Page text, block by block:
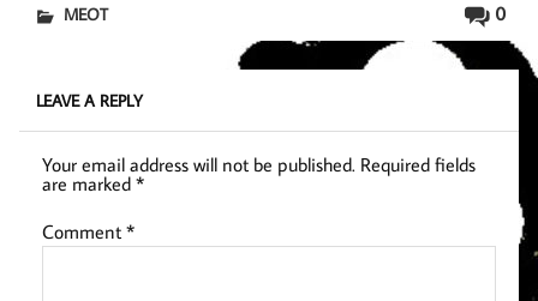
0
MEOT
LEAVE A REPLY
Your email address will not be published. Required fields
are marked*
Comment*